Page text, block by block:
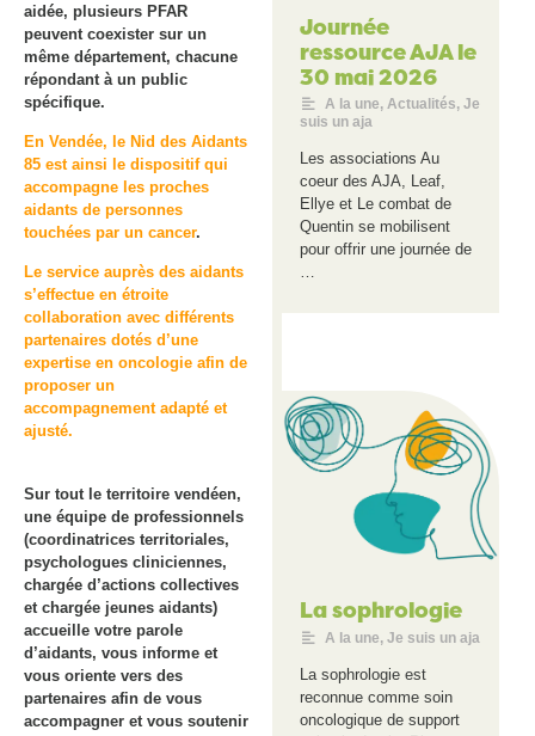
aidée, plusieurs PFAR
peuvent coexister sur un
même département, chacune
répondant à un public
spécifique.
En Vendée, le Nid des Aidants
85 est ainsi le dispositif qui
accompagne les proches
aidants de personnes
touchées par un cancer.
Le service auprès des aidants
s’effectue en étroite
collaboration avec différents
partenaires dotés d’une
expertise en oncologie afin de
proposer un
accompagnement adapté et
ajusté.
Sur tout le territoire vendéen,
une équipe de professionnels
(coordinatrices territoriales,
psychologues cliniciennes,
chargée d’actions collectives
et chargée jeunes aidants)
accueille votre parole
d’aidants, vous informe et
vous oriente vers des
partenaires afin de vous
accompagner et vous soutenir
Journée
ressource AJA le
30 mai 2026
A la une,Actualités,Je
suis un aja
Les associations Au
coeur des AJA, Leaf,
Ellye et Le combat de
Quentin se mobilisent
pour offrir une journée de
…
La sophrologie
A la une,Je suis un aja
La sophrologie est
reconnue comme soin
oncologique de support